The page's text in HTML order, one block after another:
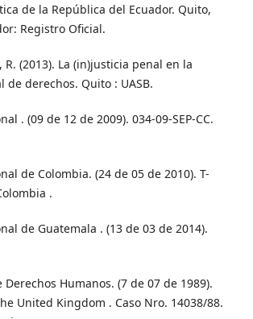
de la República del Ecuador. Quito,
Registro Oficial.
(2013). La (in)justicia penal en la
de derechos. Quito : UASB.
. (09 de 12 de 2009). 034-09-SEP-CC.
de Colombia. (24 de 05 de 2010). T-
.
de Guatemala . (13 de 03 de 2014).
Derechos Humanos. (7 de 07 de 1989).
United Kingdom . Caso Nro. 14038/88.